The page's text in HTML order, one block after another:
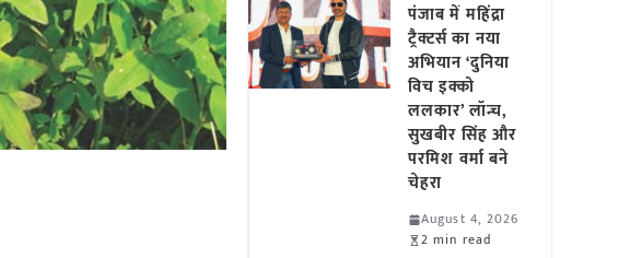
पंजाब में महिंद्रा
ट्रैक्टर्स का नया
अभियान ‘दुनिया
विच इक्को
ललकार’ लॉन्च,
सुखबीर सिंह और
परमिश वर्मा बने
चेहरा
August 4, 2026
2 min read